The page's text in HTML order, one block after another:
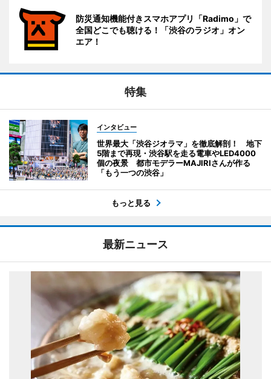
防災通知機能付きスマホアプリ「Radimo」で
全国どこでも聴ける！「渋谷のラジオ」オン
エア！
特集
インタビュー
世界最大「渋谷ジオラマ」を徹底解剖！ 地下
5階まで再現・渋谷駅を走る電車やLED4000
個の夜景 都市モデラーMAJIRIさんが作る
「もう一つの渋谷」
もっと見る
最新ニュース